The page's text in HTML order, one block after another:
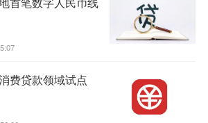
费贷款领域试点